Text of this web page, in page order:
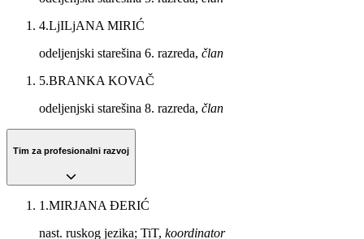
4.LjILjANA MIRIĆ
odeljenjski starešina 6. razreda, član
5.BRANKA KOVAČ
odeljenjski starešina 8. razreda, član
Tim za profesionalni razvoj
1 .MIRJANA ĐERIĆ
nast. ruskog jezika; TiT, koordinator